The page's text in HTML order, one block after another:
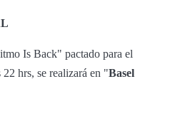
Is Back" pactado para el
22 hrs, se realizará en "Basel